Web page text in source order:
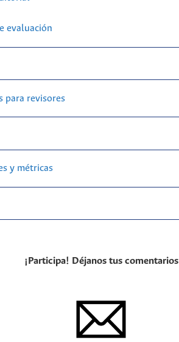
evaluación
para revisores
y métricas
¡Participa! Déjanos tus comentarios